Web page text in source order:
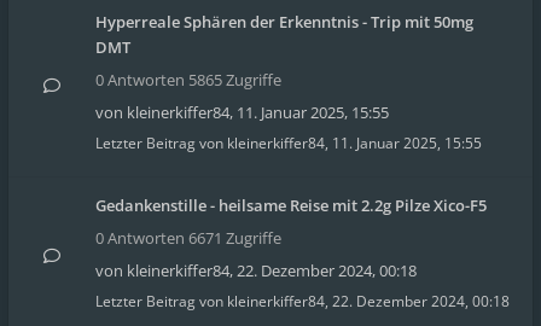
Hyperreale Sphären der Erkenntnis - Trip mit 50mg
DMT
0 Antworten 5865 Zugriffe
von kleinerkiffer84, 11. Januar 2025, 15:55
Letzter Beitrag von kleinerkiffer84, 11. Januar 2025, 15:55
Gedankenstille - heilsame Reise mit 2.2g Pilze Xico-F5
0 Antworten 6671 Zugriffe
von kleinerkiffer84,22. Dezember 2024, 00:18
Letzter Beitrag von kleinerkiffer84, 22. Dezember 2024, 00:18